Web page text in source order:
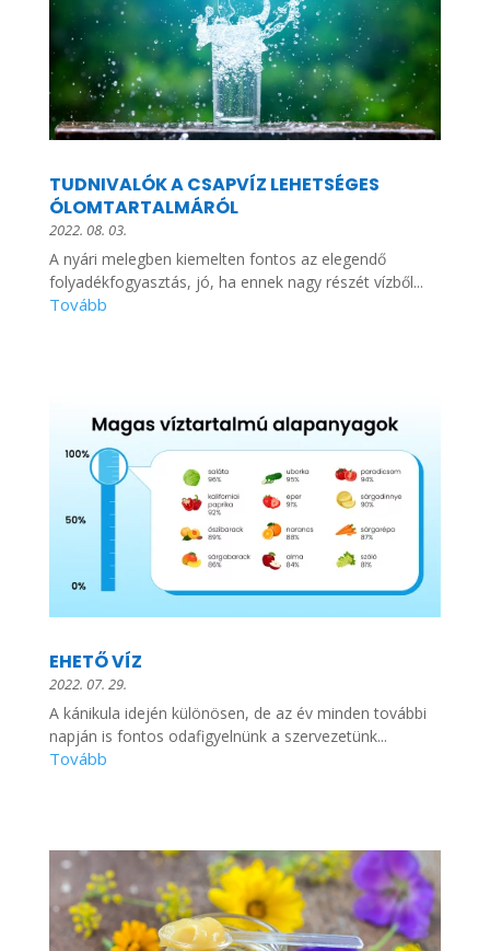
TUDNIVALÓK A CSAPVÍZ LEHETSÉGES
ÓLOMTARTALMÁRÓL
2022. 08. 03.
A nyári melegben kiemelten fontos az elegendő
folyadékfogyasztás, jó, ha ennek nagy részét vízből...
EHETŐ VÍZ
2022. 07. 29.
A kánikula idején különösen, de az év minden további
napján is fontos odafigyelnünk a szervezetünk...